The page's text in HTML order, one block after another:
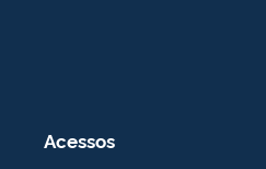
Acessos